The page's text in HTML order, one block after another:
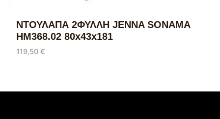
ΝΤΟΥΛΑΠΑ 2ΦΥΛΛΗ JENNA SONAMA
HM368.02 80x43x181
119,50 €